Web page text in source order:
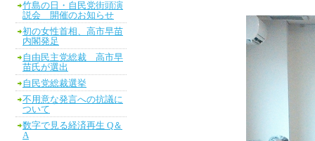
竹島の日・自民党街頭演
説会 開催のお知らせ
初の女性首相、高市早苗
内閣発足
自由民主党総裁 高市早
苗氏が選出
自民党総裁選挙
不用意な発言への抗議に
ついて
数字で見る経済再生 Q＆
A